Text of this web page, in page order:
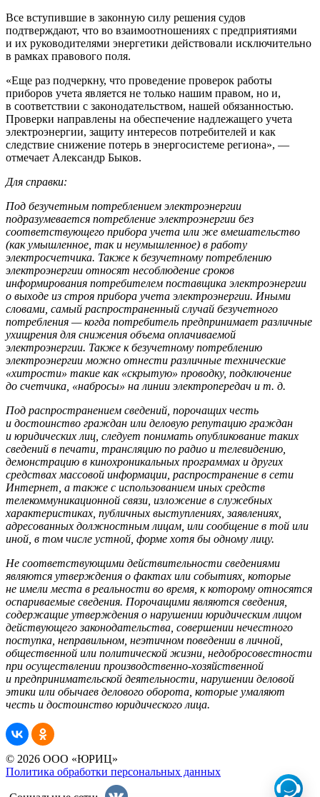
Все вступившие в законную силу решения судов
подтверждают, что во взаимоотношениях с предприятиями
и их руководителями энергетики действовали исключительно
в рамках правового поля.
«Еще раз подчеркну, что проведение проверок работы
приборов учета является не только нашим правом, но и,
в соответствии с законодательством, нашей обязанностью.
Проверки направлены на обеспечение надлежащего учета
электроэнергии, защиту интересов потребителей и как
следствие снижение потерь в энергосистеме региона», —
отмечает Александр Быков.
Для справки:
Под безучетным потреблением электроэнергии
подразумевается потребление электроэнергии без
соответствующего прибора учета или же вмешательство
(как умышленное, так и неумышленное) в работу
электросчетчика. Также к безучетному потреблению
электроэнергии относят несоблюдение сроков
информирования потребителем поставщика электроэнергии
о выходе из строя прибора учета электроэнергии. Иными
словами, самый распространенный случай безучетного
потребления — когда потребитель предпринимает различные
ухищрения для снижения объема оплачиваемой
электроэнергии. Также к безучетному потреблению
электроэнергии можно отнести различные технические
«хитрости» такие как «скрытую» проводку, подключение
до счетчика, «набросы» на линии электропередач и т. д.
Под распространением сведений, порочащих честь
и достоинство граждан или деловую репутацию граждан
и юридических лиц, следует понимать опубликование таких
сведений в печати, трансляцию по радио и телевидению,
демонстрацию в кинохроникальных программах и других
средствах массовой информации, распространение в сети
Интернет, а также с использованием иных средств
телекоммуникационной связи, изложение в служебных
характеристиках, публичных выступлениях, заявлениях,
адресованных должностным лицам, или сообщение в той или
иной, в том числе устной, форме хотя бы одному лицу.
Не соответствующими действительности сведениями
являются утверждения о фактах или событиях, которые
не имели места в реальности во время, к которому относятся
оспариваемые сведения. Порочащими являются сведения,
содержащие утверждения о нарушении юридическим лицом
действующего законодательства, совершении нечестного
поступка, неправильном, неэтичном поведении в личной,
общественной или политической жизни, недобросовестности
при осуществлении производственно-хозяйственной
и предпринимательской деятельности, нарушении деловой
этики или обычаев делового оборота, которые умаляют
честь и достоинство юридического лица.
© 2026 ООО «ЮРИЦ»
Политика обработки персональных данных